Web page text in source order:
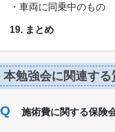
・車両に同乗中のもの
19. まとめ
本勉強会に関連する
Q 施術費に関する保険